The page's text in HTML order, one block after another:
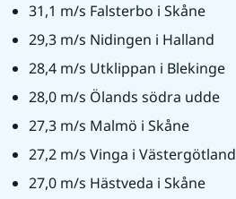
31,1 m/s Falsterbo i Skåne
29,3 m/s Nidingen i Halland
28,4 m/s Utklippan i Blekinge
28,0 m/s Ölands södra udde
27,3 m/s Malmö i Skåne
27,2 m/s Vinga i Västergötland
27,0 m/s Hästveda i Skåne